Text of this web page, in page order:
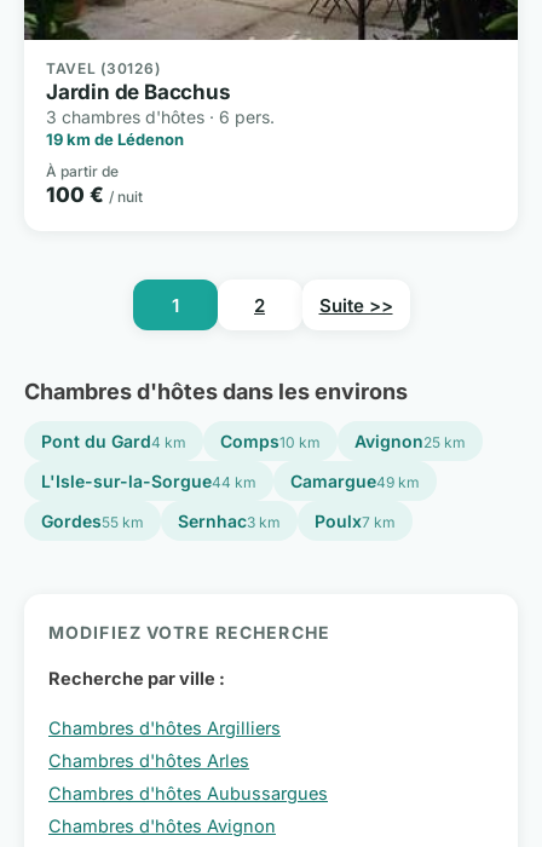
TAVEL (30126)
Jardin de Bacchus
3 chambres d'hôtes · 6 pers.
19 km de Lédenon
À partir de
100 € / nuit
1 2 Suite >>
Chambres d'hôtes dans les environs
Pont du Gard4 km Comps10 km Avignon25 km
L'Isle-sur-la-Sorgue44 km Camargue49 km
Gordes55 km Sernhac3 km Poulx7 km
MODIFIEZ VOTRE RECHERCHE
Recherche par ville :
Chambres d'hôtes Argilliers
Chambres d'hôtes Arles
Chambres d'hôtes Aubussargues
Chambres d'hôtes Avignon